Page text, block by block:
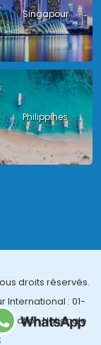
Singapour
Philippines
droits réservés.
International : 01-
Nationale